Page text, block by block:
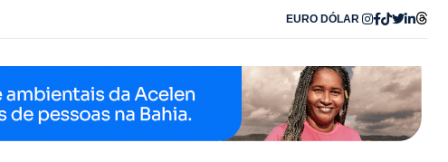
EURO DÓLAR